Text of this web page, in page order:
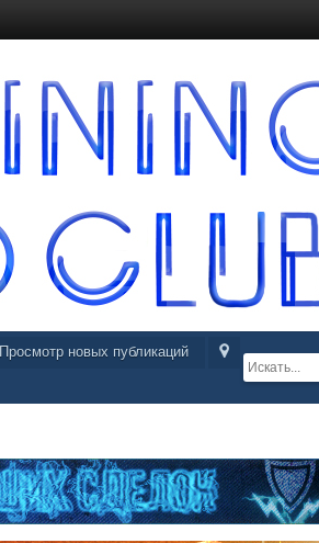
Просмотр новых публикаций